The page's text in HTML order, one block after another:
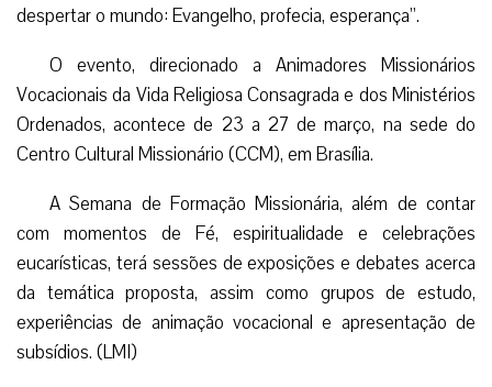
despertar o mundo: Evangelho, profecia, esperança”.
O evento, direcionado a Animadores Missionários
Vocacionais da Vida Religiosa Consagrada e dos Ministérios
Ordenados, acontece de 23 a 27 de março, na sede do
Centro Cultural Missionário (CCM), em Brasília.
A Semana de Formação Missionária, além de contar
com momentos de Fé, espiritualidade e celebrações
eucarísticas, terá sessões de exposições e debates acerca
da temática proposta, assim como grupos de estudo,
experiências de animação vocacional e apresentação de
subsídios. (LMI)